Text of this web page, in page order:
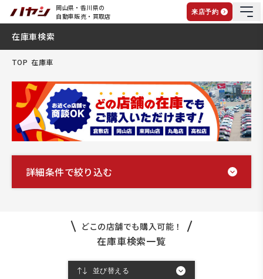
岡山県・香川県の
自動車販売・買取店
来店予約
在庫車検索
TOP 在庫車
詳細条件で絞り込む
どこの店舗でも購入可能！
在庫車検索一覧